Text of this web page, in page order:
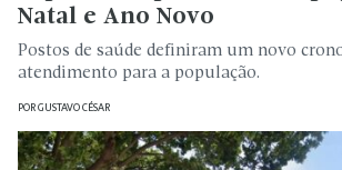
Natal e Ano Novo
Postos de saúde definiram um novo
atendimento para a população.
PORGUSTAVO CÉSAR